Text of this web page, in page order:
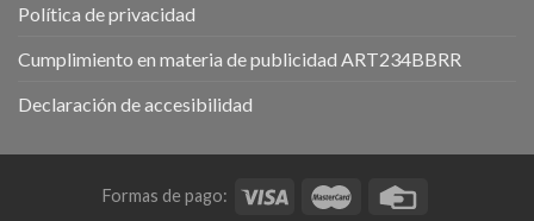
Política de privacidad
Cumplimiento en materia de publicidad ART234BBRR
Declaración de accesibilidad
Formas de pago: